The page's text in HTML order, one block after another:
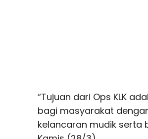
“Tujuan dari Ops KLK
bagi masyarakat
kelancaran mudik serta